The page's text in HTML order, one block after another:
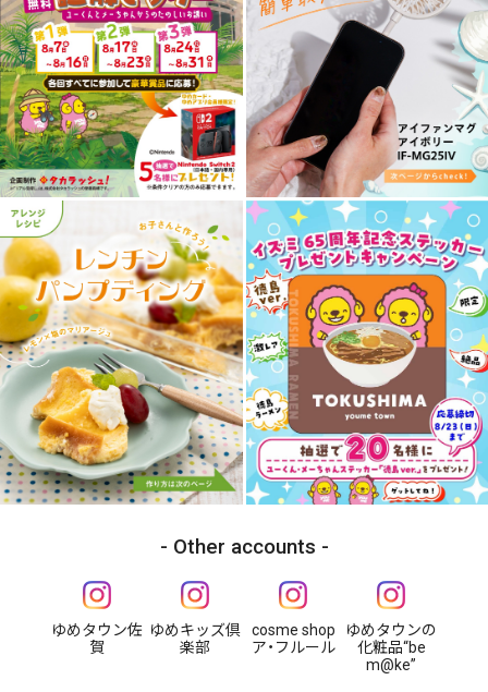
Other accounts
ゆめタウン佐
賀
ゆめキッズ倶
楽部
cosme shop
ア・フルール
ゆめタウンの
化粧品“be
m@ke”